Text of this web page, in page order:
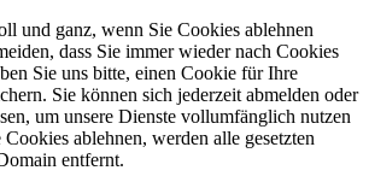
und ganz, wenn Sie Cookies ablehnen
dass Sie immer wieder nach Cookies
Sie uns bitte, einen Cookie für Ihre
Sie können sich jederzeit abmelden oder
um unsere Dienste vollumfänglich nutzen
ablehnen, werden alle gesetzten
entfernt.